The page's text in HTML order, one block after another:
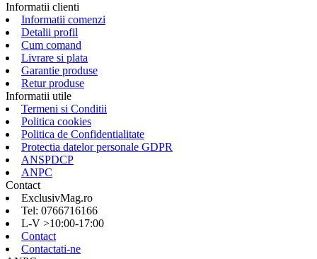
Informatii clienti
Informatii comenzi
Detalii profil
Cum comand
Livrare si plata
Garantie produse
Retur produse
Informatii utile
Termeni si Conditii
Politica cookies
Politica de Confidentialitate
Protectia datelor personale GDPR
ANSPDCP
ANPC
Contact
ExclusivMag.ro
Tel: 0766716166
L-V >10:00-17:00
Contact
Contactati-ne